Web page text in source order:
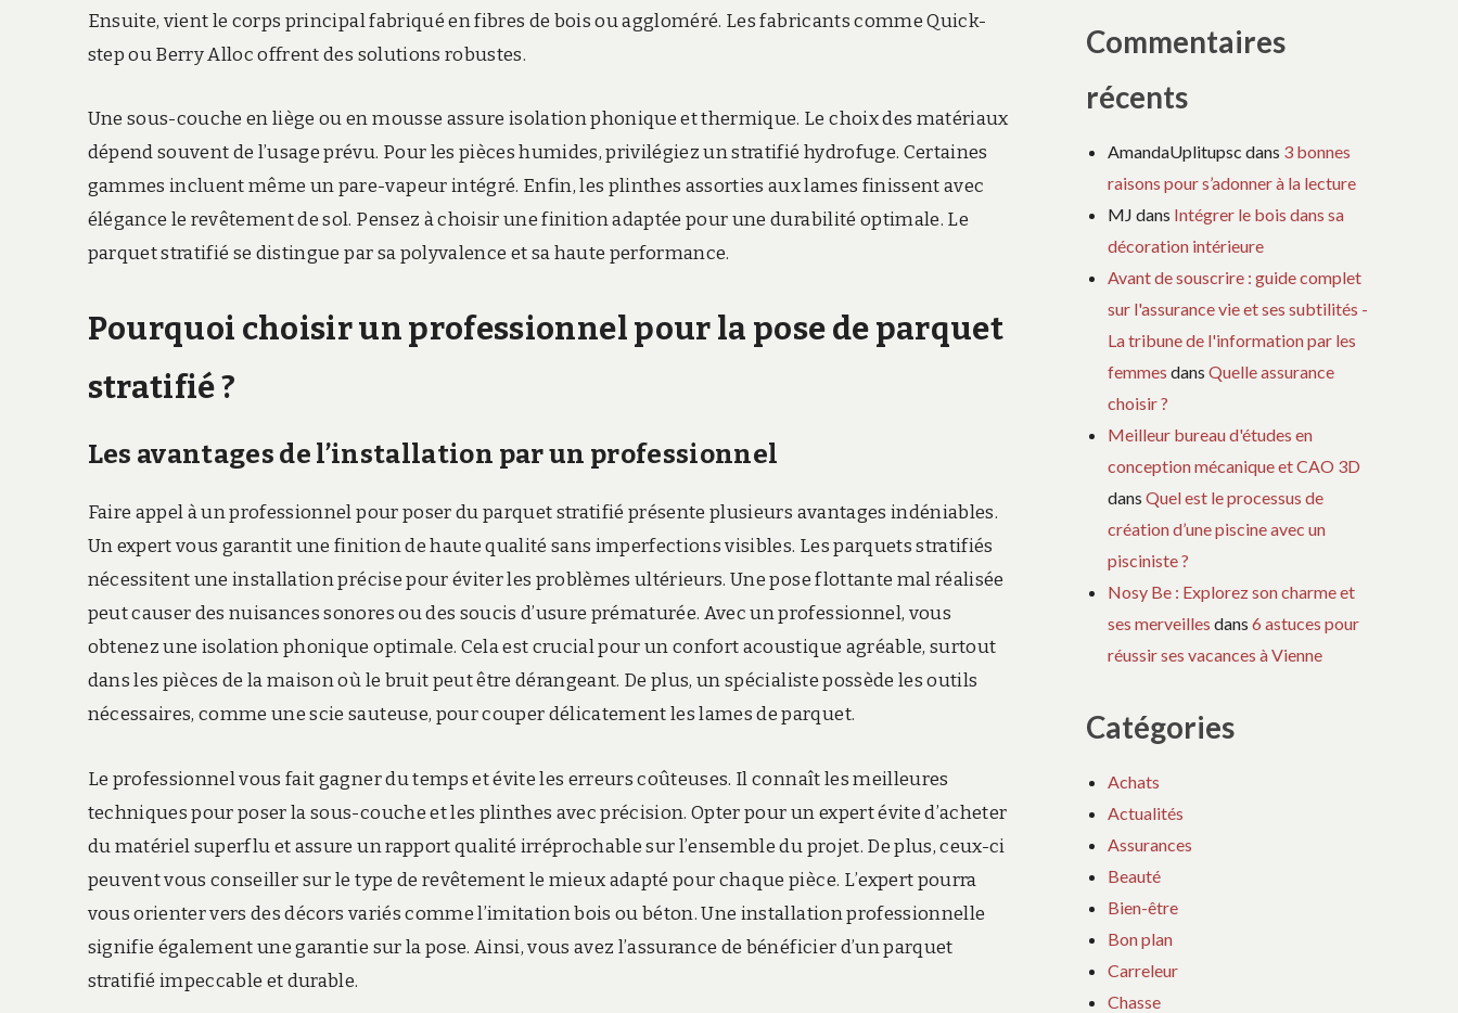
Ensuite, vient le corps principal fabriqué en fibres de bois ou aggloméré. Les fabricants comme Quick-
step ou Berry Alloc offrent des solutions robustes.
Une sous-couche en liège ou en mousse assure isolation phonique et thermique. Le choix des matériaux
dépend souvent de l’usage prévu. Pour les pièces humides, privilégiez un stratifié hydrofuge. Certaines
gammes incluent même un pare-vapeur intégré. Enfin, les plinthes assorties aux lames finissent avec
élégance le revêtement de sol. Pensez à choisir une finition adaptée pour une durabilité optimale. Le
parquet stratifié se distingue par sa polyvalence et sa haute performance.
Pourquoi choisir un professionnel pour la pose de parquet
stratifié ?
Les avantages de l’installation par un professionnel
Faire appel à un professionnel pour poser du parquet stratifié présente plusieurs avantages indéniables.
Un expert vous garantit une finition de haute qualité sans imperfections visibles. Les parquets stratifiés
nécessitent une installation précise pour éviter les problèmes ultérieurs. Une pose flottante mal réalisée
peut causer des nuisances sonores ou des soucis d’usure prématurée. Avec un professionnel, vous
obtenez une isolation phonique optimale. Cela est crucial pour un confort acoustique agréable, surtout
dans les pièces de la maison où le bruit peut être dérangeant. De plus, un spécialiste possède les outils
nécessaires, comme une scie sauteuse, pour couper délicatement les lames de parquet.
Le professionnel vous fait gagner du temps et évite les erreurs coûteuses. Il connaît les meilleures
techniques pour poser la sous-couche et les plinthes avec précision. Opter pour un expert évite d’acheter
du matériel superflu et assure un rapport qualité irréprochable sur l’ensemble du projet. De plus, ceux-ci
peuvent vous conseiller sur le type de revêtement le mieux adapté pour chaque pièce. L’expert pourra
vous orienter vers des décors variés comme l’imitation bois ou béton. Une installation professionnelle
signifie également une garantie sur la pose. Ainsi, vous avez l’assurance de bénéficier d’un parquet
stratifié impeccable et durable.
Commentaires
récents
AmandaUplitupsc dans 3 bonnes
raisons pour s’adonner à la lecture
MJ dans Intégrer le bois dans sa
décoration intérieure
Avant de souscrire : guide complet
sur l'assurance vie et ses subtilités -
La tribune de l'information par les
femmes dansQuelle assurance
choisir ?
Meilleur bureau d'études en
conception mécanique et CAO 3D
dansQuel est le processus de
création d’une piscine avec un
pisciniste ?
Nosy Be : Explorez son charme et
ses merveilles dans6 astuces pour
réussir ses vacances à Vienne
Catégories
Achats
Actualités
Assurances
Beauté
Bien-être
Bon plan
Carreleur
Chasse